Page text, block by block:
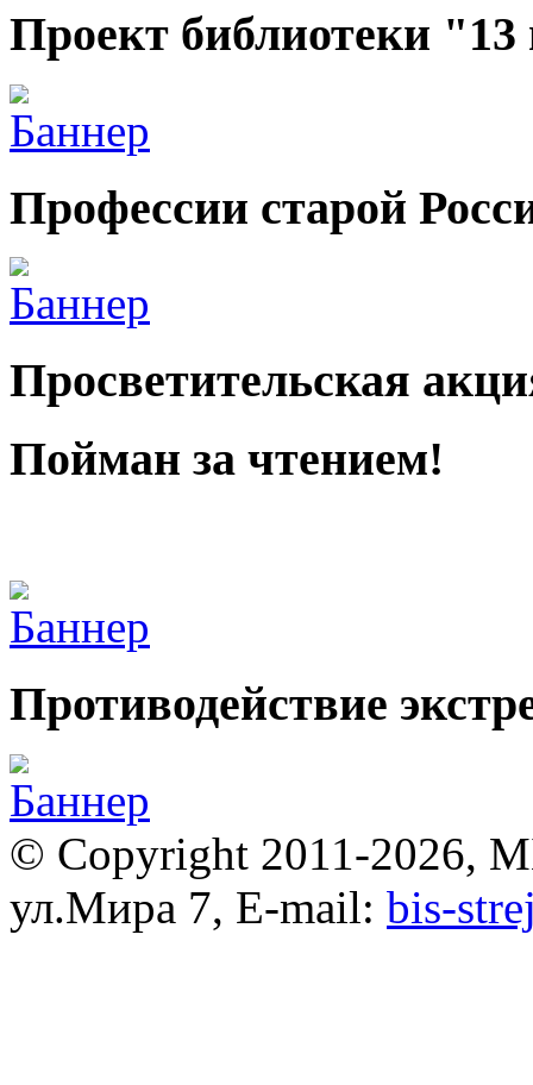
Проект библиотеки
Профессии старой
Просветительская
Пойман за чтением!
Противодействие
© Copyright 2011-2026,
ул.Мира 7, E-mail: bis-